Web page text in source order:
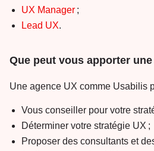
UX Manager ;
Lead UX.
Que peut vous apporter une
Une agence UX comme Usabilis
Vous conseiller pour votre
Déterminer votre stratégie UX ;
Proposer des consultants et